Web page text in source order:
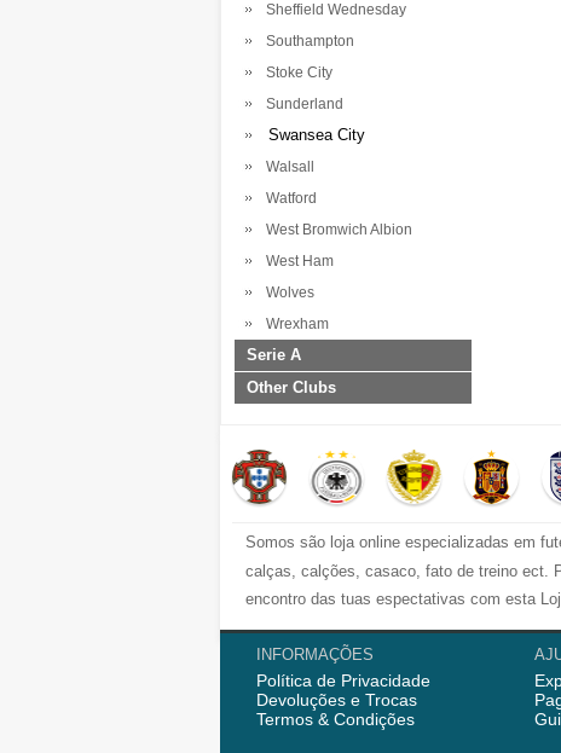
Sheffield Wednesday
Southampton
Stoke City
Sunderland
Swansea City
Walsall
Watford
West Bromwich Albion
West Ham
Wolves
Wrexham
Serie A
Other Clubs
Somos são loja online especializadas em
calças, calções, casaco, fato de treino ect.
encontro das tuas espectativas com esta
Nós semrpe fornecemod camisola de
començou vendedocamisolas de futebol
AC Milao e mais. Ainda fornecemos fato
INFORMAÇÕES
Política de Privacidade
Devoluções e Trocas
Termos & Condições